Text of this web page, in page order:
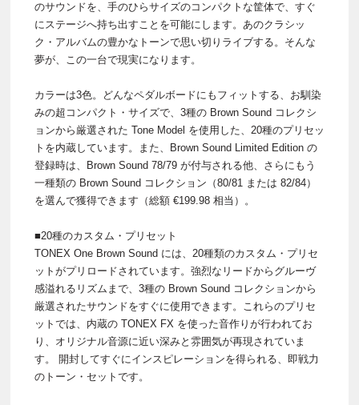
のサウンドを、手のひらサイズのコンパクトな筐体で、すぐ
にステージへ持ち出すことを可能にします。あのクラシッ
ク・アルバムの豊かなトーンで思い切りライブする。そんな
夢が、この一台で現実になります。
カラーは3色。どんなペダルボードにもフィットする、お馴染
みの超コンパクト・サイズで、3種の Brown Sound コレクシ
ョンから厳選された Tone Model を使用した、20種のプリセッ
トを内蔵しています。また、Brown Sound Limited Edition の
登録時は、Brown Sound 78/79 が付与される他、さらにもう
一種類の Brown Sound コレクション（80/81 または 82/84）
を選んで獲得できます（総額 €199.98 相当）。
■20種のカスタム・プリセット
TONEX One Brown Sound には、20種類のカスタム・プリセ
ットがプリロードされています。強烈なリードからグルーヴ
感溢れるリズムまで、3種の Brown Sound コレクションから
厳選されたサウンドをすぐに使用できます。これらのプリセ
ットでは、内蔵の TONEX FX を使った音作りが行われてお
り、オリジナル音源に近い深みと雰囲気が再現されていま
す。 開封してすぐにインスピレーションを得られる、即戦力
のトーン・セットです。